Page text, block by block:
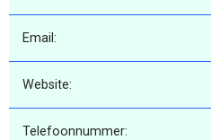
Email:
Website:
Telefoonnummer: